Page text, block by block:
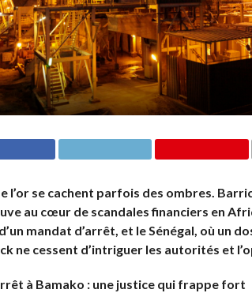
l’or se cachent parfois des ombres.
au cœur de scandales financiers en
mandat d’arrêt, et le Sénégal, où un
ne cessent d’intriguer les autorités et
à Bamako : une justice qui frappe fort